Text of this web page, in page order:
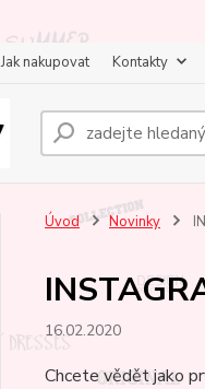
Jak nakupovat Kontakty
Úvod Novinky
16.02.2020
Chcete vědět jako